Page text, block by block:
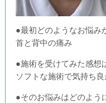
●最初どのようなお悩み
首と背中の痛み
●施術を受けてみた感想
ソフトな施術で気持ち良
●そのお悩みはどのよう